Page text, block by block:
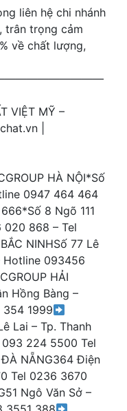
liên hệ chi nhánh
trân trọng cảm
về chất lượng,
VIỆT MỸ –
|
HÀ NỘI*Số
0947 464 464
8 Ngõ 111
020 868 – Tel
NINHSố 77 Lê
Hotline 093456
HẢI
Hồng Bàng –
1999
Lai – Tp. Thanh
224 5500 Tel
ĐÀ NẴNG364 Điện
Tel 0236 3670
Ngô Văn Sở –